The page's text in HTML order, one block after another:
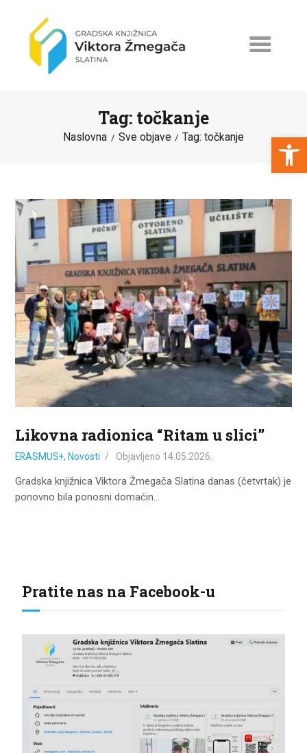
Open toolbar
Tag: točkanje
Naslovna Sve objave Tag: točkanje
NOVOSTI
ERASMUS+
PROGRAMI I PROJEKTI
KATALOG
O KNJIŽNICI
ZA KORISNIKE
ODJELI
DOKUMENTI
KONTAKT
Likovna radionica “Ritam u slici”
ERASMUS+, Novosti Objavljeno 14.05.2026.
Gradska knjižnica Viktora Žmegača Slatina danas (četvrtak) je
ponovno bila ponosni domaćin…
Pratite nas na Facebook-u